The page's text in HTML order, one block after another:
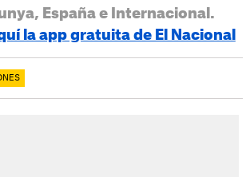
España e Internacional.
la app gratuita de El Nacional